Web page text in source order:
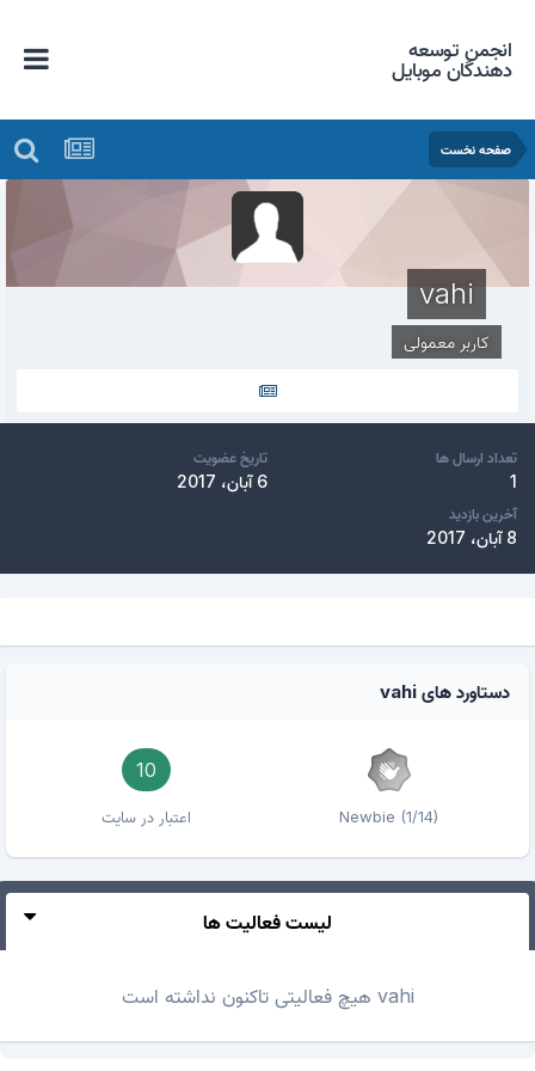
انجمن توسعه
دهندگان موبایل
صفحه نخست
vahi
کاربر معمولی
تعداد ارسال ها تاریخ عضویت
6 آبان، 2017
آخرین بازدید
8 آبان، 2017
دستاورد های vahi
Newbie (1/14)
10
اعتبار در سایت
لیست فعالیت ها
vahi هیچ فعالیتی تاکنون نداشته است